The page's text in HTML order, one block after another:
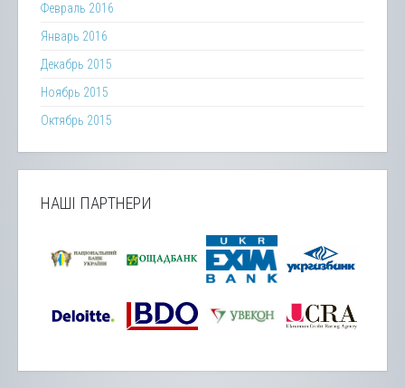
Февраль 2016
Январь 2016
Декабрь 2015
Ноябрь 2015
Октябрь 2015
НАШІ ПАРТНЕРИ